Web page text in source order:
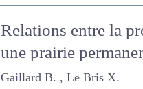
Relations entre la
Application à une
Gaillard B. , Le Bris X.